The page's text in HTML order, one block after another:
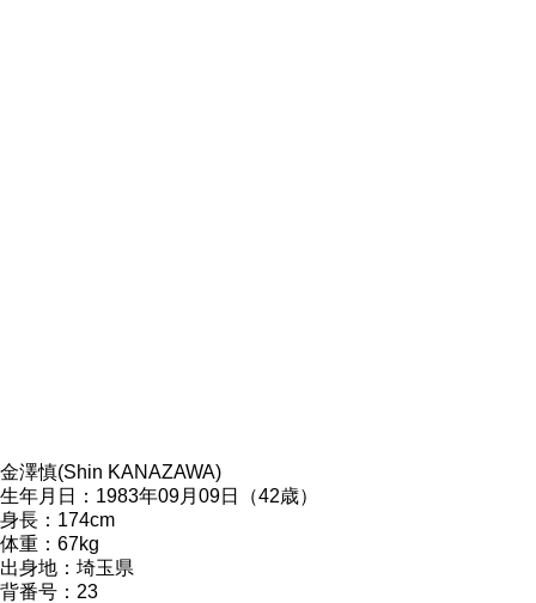
金澤慎(Shin KANAZAWA)
生年月日：1983年09月09日（42歳）
身長：174cm
体重：67kg
出身地：埼玉県
背番号：23